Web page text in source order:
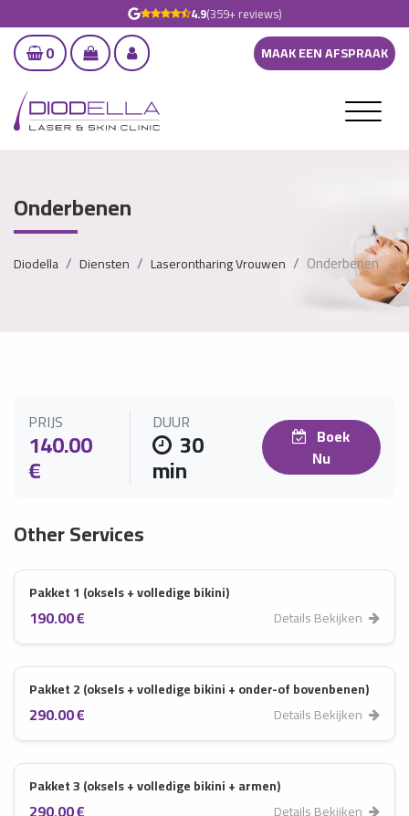
4.9(359+ reviews)
0 MAAK EEN AFSPRAAK
Onderbenen
Diodella Diensten Laserontharing Vrouwen Onderbenen
PRIJS
140.00
€
DUUR
30
min
Boek
Nu
Other Services
Pakket 1 (oksels + volledige bikini)
190.00 € Details Bekijken
Pakket 2 (oksels + volledige bikini + onder-of bovenbenen)
290.00 € Details Bekijken
Pakket 3 (oksels + volledige bikini + armen)
Details Bekijken